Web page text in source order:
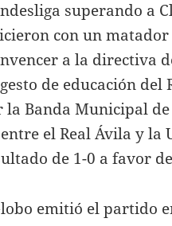
superando a
con un
a la directiva
de educación del
Banda Municipal
el Real Ávila y la
de 1-0 a favor
emitió el partido